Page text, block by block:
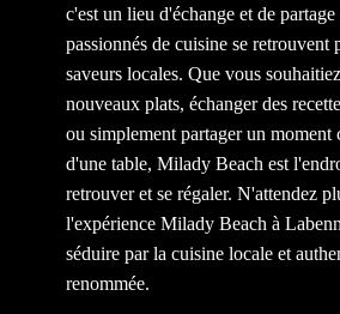
c'est un lieu d'échange et de partage
passionnés de cuisine se retrouvent
saveurs locales. Que vous
nouveaux plats, échanger des
ou simplement partager un
d'une table, Milady Beach est
retrouver et se régaler. N'attendez
l'expérience Milady Beach à
séduire par la cuisine locale et
renommée.